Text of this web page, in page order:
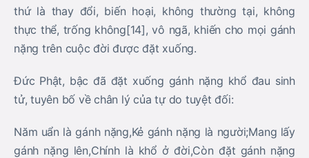
thứ là thay đổi, biến hoại, không thường tại, không
thực thể, trống không[14], vô ngã, khiến cho mọi gánh
nặng trên cuộc đời được đặt xuống.
Đức Phật, bậc đã đặt xuống gánh nặng khổ đau sinh
tử, tuyên bố về chân lý của tự do tuyệt đối:
Năm uẩn là gánh nặng,Kẻ gánh nặng là người;Mang lấy
gánh nặng lên,Chính là khổ ở đời,Còn đặt gánh nặng